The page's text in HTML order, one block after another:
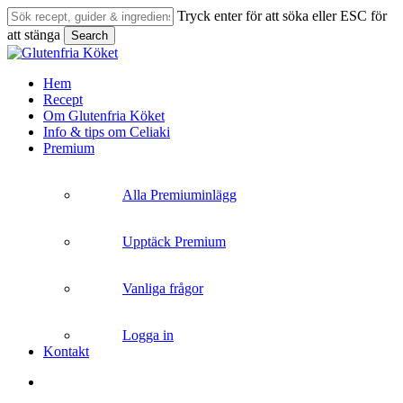
Skip
to
main
content
Tryck enter för att söka eller ESC för
att stänga
Search
Close
search
Menu
Hem
Recept
Om Glutenfria Köket
Info & tips om Celiaki
Premium
Alla Premiuminlägg
Upptäck Premium
Vanliga frågor
Logga in
Kontakt